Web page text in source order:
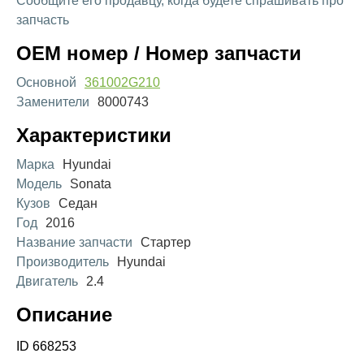
запчасть
OEM номер / Номер запчасти
Основной
361002G210
Заменители
8000743
Характеристики
Марка
Hyundai
Модель
Sonata
Кузов
Седан
Год
2016
Название запчасти
Стартер
Производитель
Hyundai
Двигатель
2.4
Описание
ID 668253